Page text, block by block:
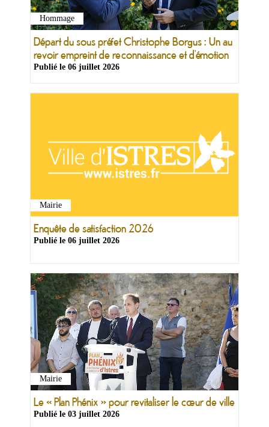
Hommage
Départ du sous préfet Christophe Borgus : Un au
revoir empreint de reconnaissance et d’émotion
Publié le 06 juillet 2026
Mairie
Enquête de satisfaction 2026
Publié le 06 juillet 2026
Mairie
Le « Plan Phénix » pour revitaliser le cœur de ville
Publié le 03 juillet 2026